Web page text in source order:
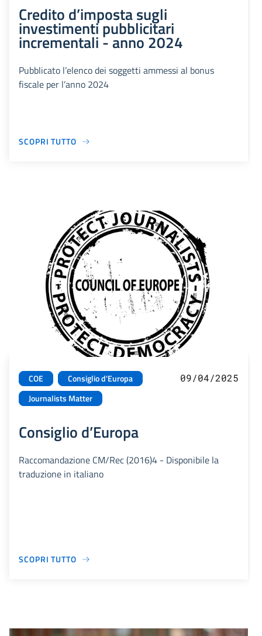
Credito d’imposta sugli
investimenti pubblicitari
incrementali - anno 2024
Pubblicato l’elenco dei soggetti ammessi al bonus
fiscale per l’anno 2024
SCOPRI TUTTO
COE
Consiglio d'Europa
Journalists Matter
09/04/2025
Consiglio d’Europa
Raccomandazione CM/Rec (2016)4 - Disponibile la
traduzione in italiano
SCOPRI TUTTO